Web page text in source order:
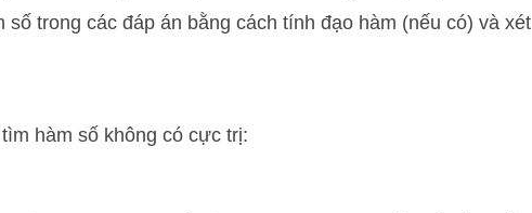
trong các đáp án bằng cách tính đạo hàm (nếu có) và xét
hàm số không có cực trị: